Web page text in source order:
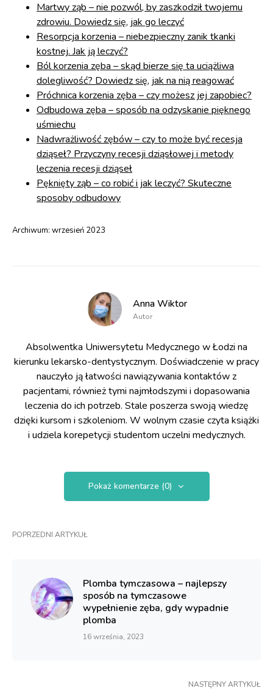
Martwy ząb – nie pozwól, by zaszkodził twojemu
zdrowiu. Dowiedz się, jak go leczyć
Resorpcja korzenia – niebezpieczny zanik tkanki
kostnej. Jak ją leczyć?
Ból korzenia zęba – skąd bierze się ta uciążliwa
dolegliwość? Dowiedz się, jak na nią reagować
Próchnica korzenia zęba – czy możesz jej zapobiec?
Odbudowa zęba – sposób na odzyskanie pięknego
uśmiechu
Nadwrażliwość zębów – czy to może być recesja
dziąseł? Przyczyny recesji dziąsłowej i metody
leczenia recesji dziąseł
Pęknięty ząb – co robić i jak leczyć? Skuteczne
sposoby odbudowy
Archiwum: wrzesień 2023
Anna Wiktor
Autor
Absolwentka Uniwersytetu Medycznego w Łodzi na
kierunku lekarsko-dentystycznym. Doświadczenie w pracy
nauczyło ją łatwości nawiązywania kontaktów z
pacjentami, również tymi najmłodszymi i dopasowania
leczenia do ich potrzeb. Stale poszerza swoją wiedzę
dzięki kursom i szkoleniom. W wolnym czasie czyta książki
i udziela korepetycji studentom uczelni medycznych.
Pokaż komentarze (0)
POPRZEDNI ARTYKUŁ
Plomba tymczasowa – najlepszy
sposób na tymczasowe
wypełnienie zęba, gdy wypadnie
plomba
16 września, 2023
NASTĘPNY ARTYKUŁ